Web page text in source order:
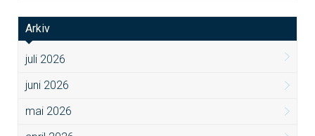
Arkiv
juli 2026
juni 2026
mai 2026